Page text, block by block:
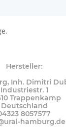
Hersteller:
Inh. Dimitri
Industriestr. 1
Trappenkamp
Deutschland
8057577
hamburg.de